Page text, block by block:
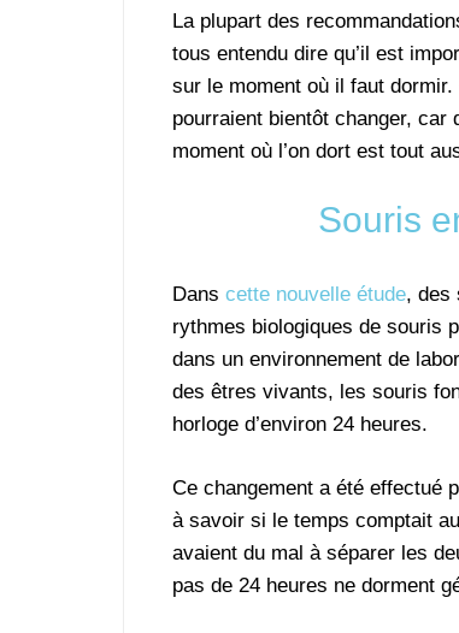
La plupart des
tous entendu dire qu’il est
sur le moment où il faut
pourraient bientôt changer, car
moment où l’on dort est tout
Souris
Dans cette nouvelle étude, des
rythmes biologiques de souris
dans un environnement de
des êtres vivants, les souris
horloge d’environ 24 heures.
Ce changement a été effectué
à savoir si le temps comptait
avaient du mal à séparer les
pas de 24 heures ne dorment